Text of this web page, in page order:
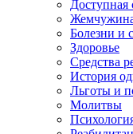
Доступная
Болезни и
Здоровье
Средства
История
Льготы и
Молитвы